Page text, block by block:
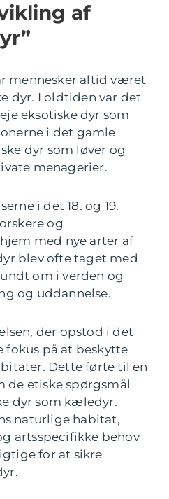
af
mennesker altid været
dyr. I oldtiden var det
eksotiske dyr som
i det gamle
dyr som løver og
menagerier.
i det 18. og 19.
og
med nye arter af
blev ofte taget med
om i verden og
og uddannelse.
der opstod i det
fokus på at beskytte
Dette førte til en
de etiske spørgsmål
dyr som kæledyr.
naturlige habitat,
artsspecifikke behov
for at sikre